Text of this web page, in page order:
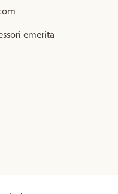
emerita